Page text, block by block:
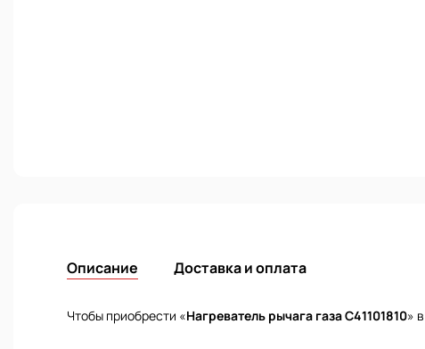
Описание Доставка и оплата
Чтобы приобрести «Нагреватель рычага газа C41101810»